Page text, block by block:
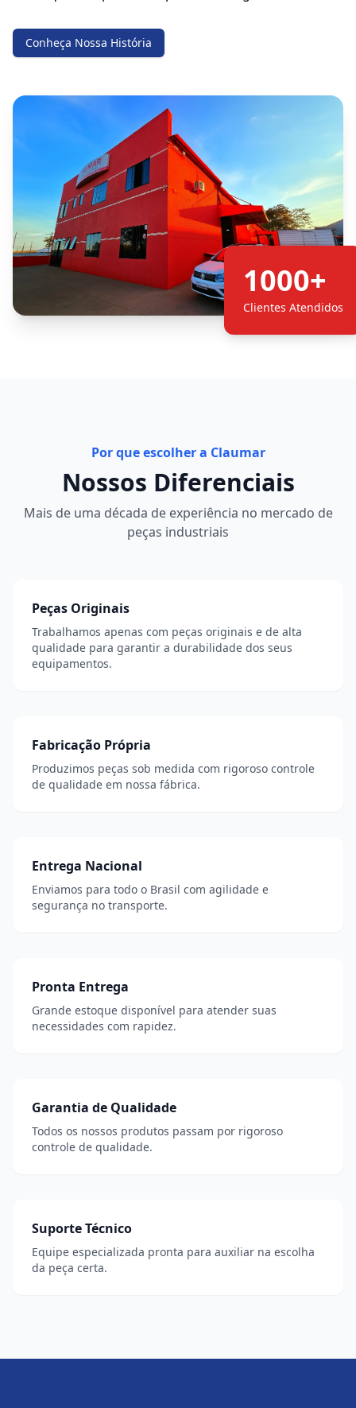
1000+
Clientes Atendidos
Conheça Nossa História
Por que escolher a Claumar
Nossos Diferenciais
Mais de uma década de experiência no mercado de
peças industriais
Peças Originais
Trabalhamos apenas com peças originais e de alta
qualidade para garantir a durabilidade dos seus
equipamentos.
Fabricação Própria
Produzimos peças sob medida com rigoroso controle
de qualidade em nossa fábrica.
Entrega Nacional
Enviamos para todo o Brasil com agilidade e
segurança no transporte.
Pronta Entrega
Grande estoque disponível para atender suas
necessidades com rapidez.
Garantia de Qualidade
Todos os nossos produtos passam por rigoroso
controle de qualidade.
Suporte Técnico
Equipe especializada pronta para auxiliar na escolha
da peça certa.